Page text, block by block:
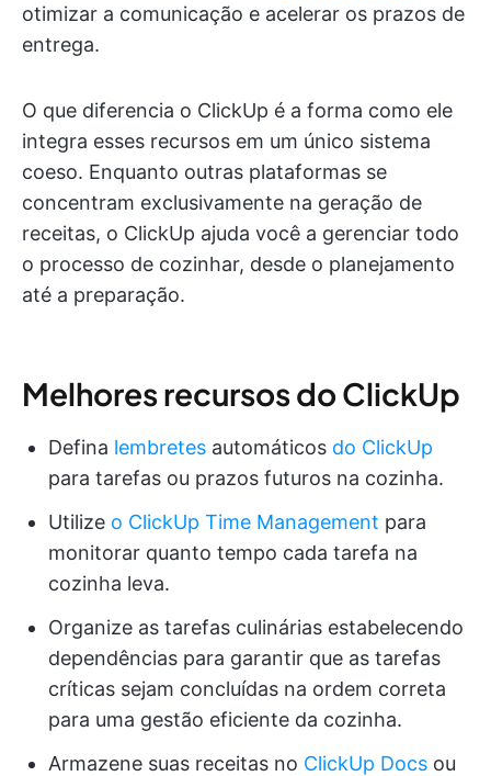
otimizar a comunicação e acelerar os prazos de
entrega.
O que diferencia o ClickUp é a forma como ele
integra esses recursos em um único sistema
coeso. Enquanto outras plataformas se
concentram exclusivamente na geração de
receitas, o ClickUp ajuda você a gerenciar todo
o processo de cozinhar, desde o planejamento
até a preparação.
Melhores recursos do ClickUp
Defina lembretes automáticos do ClickUp
para tarefas ou prazos futuros na cozinha.
Utilize o ClickUp Time Management para
monitorar quanto tempo cada tarefa na
cozinha leva.
Organize as tarefas culinárias estabelecendo
dependências para garantir que as tarefas
críticas sejam concluídas na ordem correta
para uma gestão eficiente da cozinha.
Armazene suas receitas no ClickUp Docs ou